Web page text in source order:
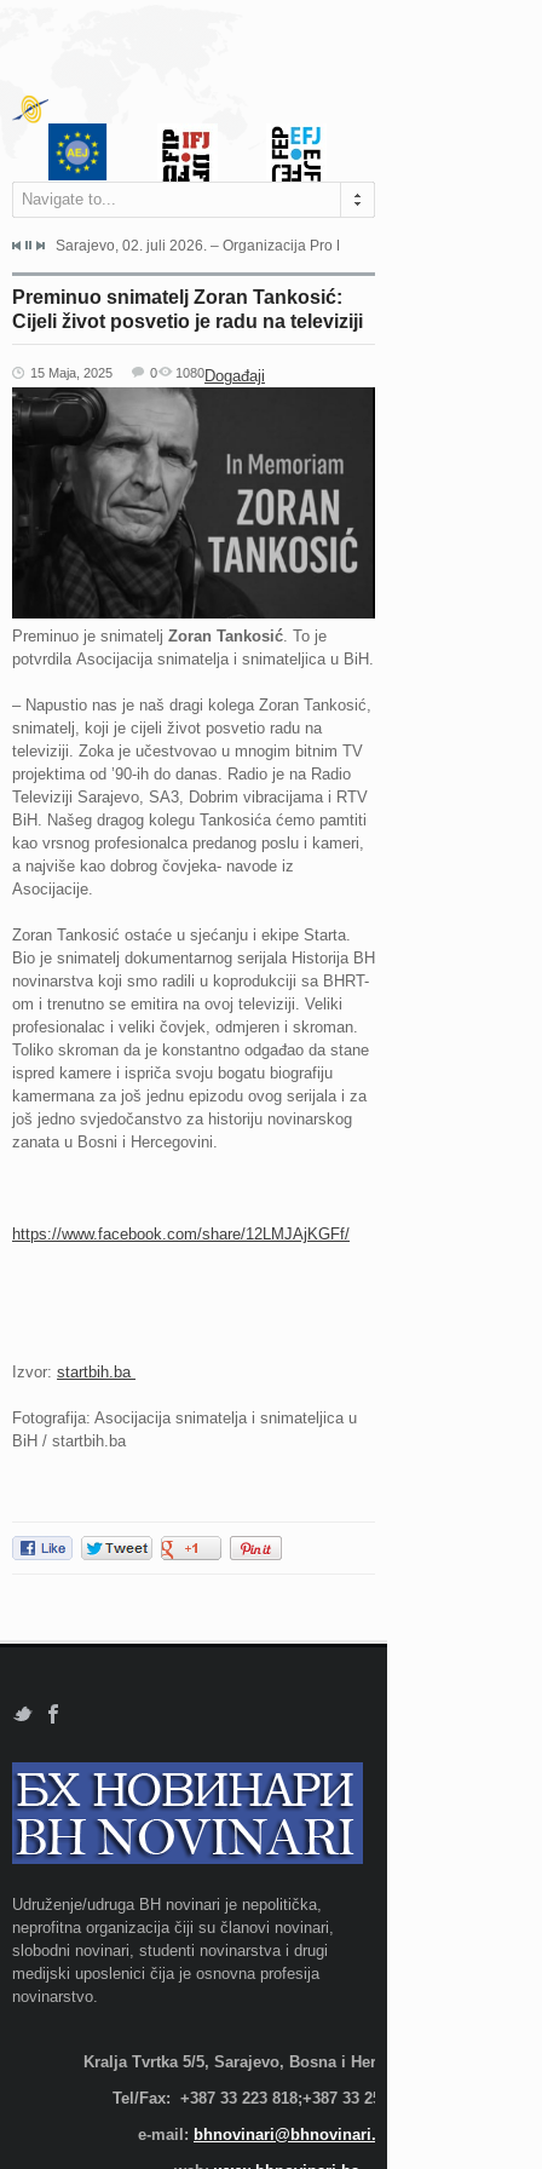
Navigate to...
Grada Sarajeva povodom Dana Sarajeva dugogodišnjoj...
Sarajevo, 02. juli 2026. – Organizacija Pro Educa juče je uspješno
Preminuo snimatelj Zoran Tankosić:
Cijeli život posvetio je radu na televiziji
15 Maja, 2025 Događaji
0 1080
Preminuo je snimatelj Zoran Tankosić . To je
potvrdila Asocijacija snimatelja i snimateljica u BiH.
– Napustio nas je naš dragi kolega Zoran Tankosić,
snimatelj, koji je cijeli život posvetio radu na
televiziji. Zoka je učestvovao u mnogim bitnim TV
projektima od ’90-ih do danas. Radio je na Radio
Televiziji Sarajevo, SA3, Dobrim vibracijama i RTV
BiH. Našeg dragog kolegu Tankosića ćemo pamtiti
kao vrsnog profesionalca predanog poslu i kameri,
a najviše kao dobrog čovjeka- navode iz
Asocijacije.
Zoran Tankosić ostaće u sjećanju i ekipe Starta.
Bio je snimatelj dokumentarnog serijala Historija BH
novinarstva koji smo radili u koprodukciji sa BHRT-
om i trenutno se emitira na ovoj televiziji. Veliki
profesionalac i veliki čovjek, odmjeren i skroman.
Toliko skroman da je konstantno odgađao da stane
ispred kamere i ispriča svoju bogatu biografiju
kamermana za još jednu epizodu ovog serijala i za
još jedno svjedočanstvo za historiju novinarskog
zanata u Bosni i Hercegovini.
https://www.facebook.com/share/12LMJAjKGFf/
Izvor: startbih.ba
Fotografija: Asocijacija snimatelja i snimateljica u
BiH / startbih.ba
Udruženje/udruga BH novinari je nepolitička,
neprofitna organizacija čiji su članovi novinari,
slobodni novinari, studenti novinarstva i drugi
medijski uposlenici čija je osnovna profesija
novinarstvo.
Kralja Tvrtka 5/5, Sarajevo, Bosna i Hercegovina;
Tel/Fax: +387 33 223 818;+387 33 255 600
e-mail: bhnovinari@bhnovinari.ba